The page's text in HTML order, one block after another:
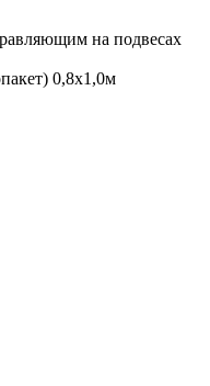
на подвесах
0,8х1,0м